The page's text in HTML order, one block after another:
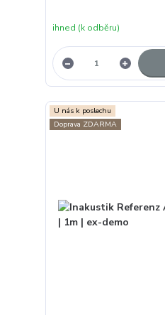
ihned (k odběru)
U nás k poslechu
Doprava ZDARMA